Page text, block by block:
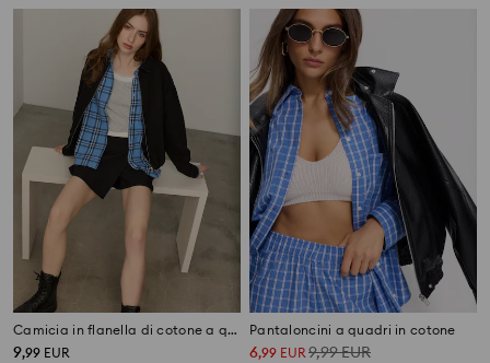
Camicia in flanella di cotone a quadri
9,99 EUR
Pantaloncini a quadri in cotone
6,99 EUR9,99EUR